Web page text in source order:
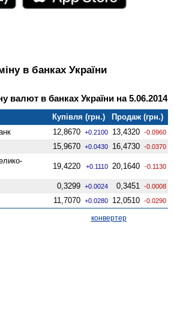
в банках України
валют в банках України на 5.06.2014
Купівля (грн.)
Продаж (грн.)
12,8670 +0.2100 13,4320 -0.0960
15,9670 +0.0430 16,4730 -0.0370
19,4220 +0.1110 20,1640 -0.1130
0,3299 +0.0024 0,3451 -0.0008
11,7070 +0.0280 12,0510 -0.0290
конвертер